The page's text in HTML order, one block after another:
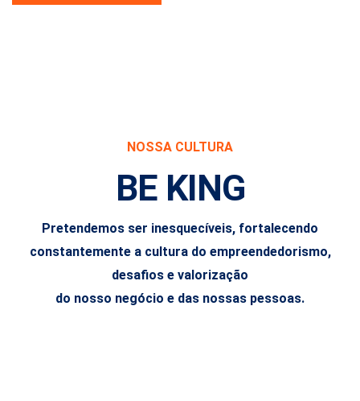
NOSSA CULTURA
BE KING
Pretendemos ser inesquecíveis, fortalecendo
constantemente a cultura do empreendedorismo,
desafios e valorização
do nosso negócio e das nossas pessoas.